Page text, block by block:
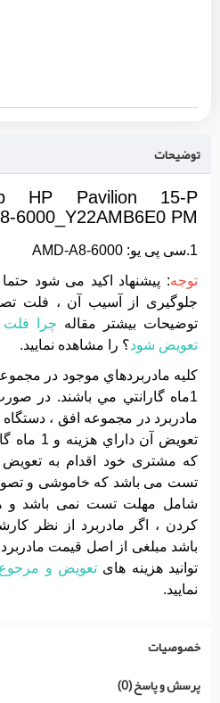
توضیحات
HP Pavilion 15-P
6000_Y22AMB6E0 PM
1.سی پی یو: AMD-A8-6000
توجه: پیشنهاد اکید می شود
جلوگیری از آسیب آن ، فلت
توضیحات بیشتر مقاله چرا فلت
تعویض شود؟ را مشاهده نمایید.
کليه مادربردهاي موجود در
1ماه گارانتي مي باشند. در
مادربرد در مجموعه افق ، دستگاه
تعويض آن
که مشتری خود اقدام به تعویض
تست می باشد که خاموشی و
شامل مهلت تست نمی باشد و
کردن ، اگر مادربرد از نظر
باشد مبلغی از اصل قیمت
توانید هزینه های تعویض و مرجوع
نمایید.
خصوصیات
پرسش و پاسخ (0)